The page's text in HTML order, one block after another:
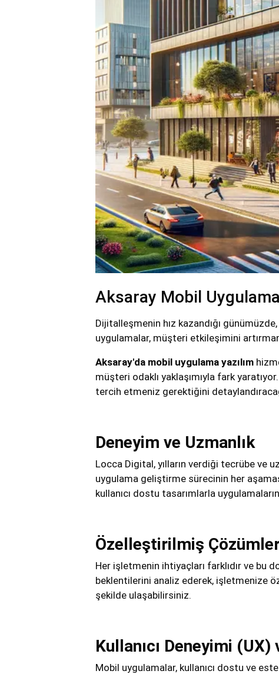
Aksaray Mobil
Dijitalleşmenin hız kazandığı
uygulamalar, müşteri etkileşimini
Aksaray'da mobil uygulama yazılım
müşteri odaklı yaklaşımıyla fark
tercih etmeniz gerektiğini
Deneyim ve Uzmanlık
Locca Digital, yılların verdiği tecrübe ve
uygulama geliştirme sürecinin her
kullanıcı dostu tasarımlarla
Özelleştirilmiş
Her işletmenin ihtiyaçları farklıdır ve
beklentilerini analiz ederek, işletmenize
şekilde ulaşabilirsiniz.
Kullanıcı Deneyimi (UX)
Mobil uygulamalar, kullanıcı dostu ve